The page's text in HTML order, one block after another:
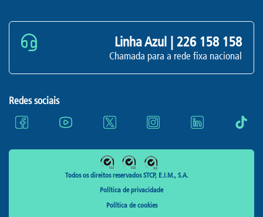
Linha Azul | 226 158 158
Chamada para a rede fixa nacional
Redes sociais
Todos os direitos reservados STCP, E.I.M., S.A.
Política de privacidade
Política de cookies